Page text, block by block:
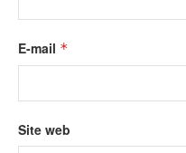
E-mail *
Site web